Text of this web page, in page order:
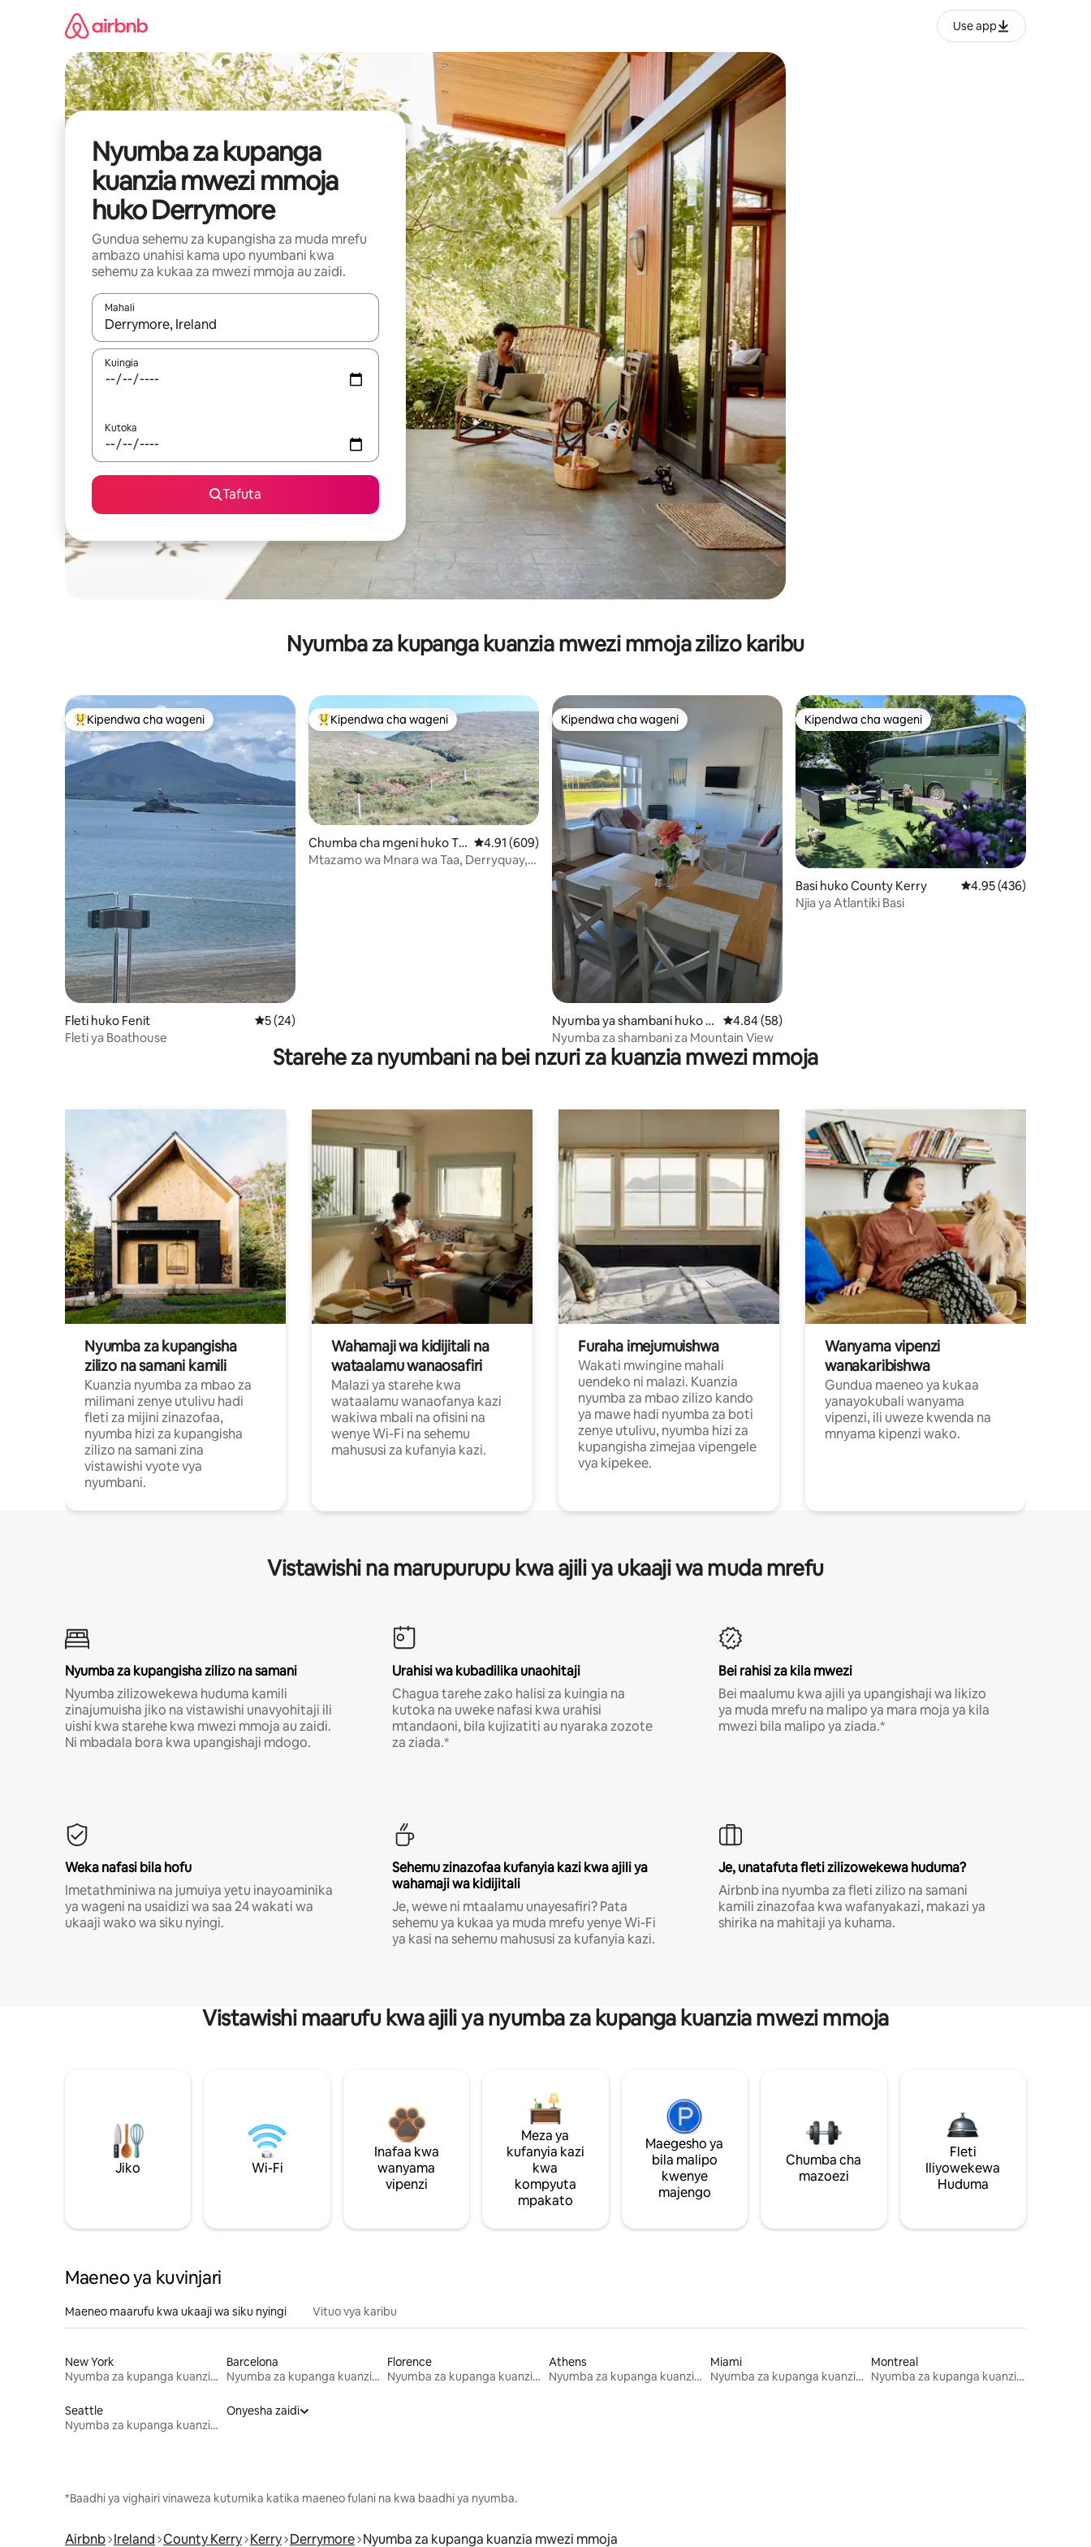
Use app
Nyumba za kupanga
kuanzia mwezi mmoja
huko Derrymore
Gundua sehemu za kupangisha za muda mrefu
ambazo unahisi kama upo nyumbani kwa
sehemu za kukaa za mwezi mmoja au zaidi.
Mahali
Wakati matokeo yanapatikana, vinjari kwa kutumia vitufe vya vishale vya juu na chini au uchunguze kwa kugusa au kutelezesha kidole kwenye ishara.
Kuingia
Kutoka
Tafuta
Nyumba za kupanga kuanzia mwezi mmoja zilizo karibu
Kipendwa maarufu cha wageni
Kipendwa cha wageni
Fleti huko Fenit Ukadiriaji wa wastani wa 5 kati ya 5, tathmini 24
5 (24)
Fleti ya Boathouse
Kipendwa maarufu cha wageni
Kipendwa cha wageni
Chumba cha mgeni huko Tr
alee
Ukadiriaji wa wastani wa 4.91 kati ya 5, tathmini 609
4.91 (609)
Mtazamo wa Mnara wa Taa, Derryquay,
Kipendwa cha wageni
Kipendwa cha wageni
Nyumba ya shambani huko Tr
alee
Ukadiriaji wa wastani wa 4.84 kati ya 5, tathmini 58
4.84 (58)
Nyumba za shambani za Mountain View
Kipendwa cha wageni
Kipendwa cha wageni
Basi huko County Kerry Ukadiriaji wa wastani
4.95 (436)
Njia ya Atlantiki Basi
Starehe za nyumbani na bei nzuri za kuanzia mwezi mmoja
Nyumba za kupangisha
zilizo na samani kamili
Kuanzia nyumba za mbao za
milimani zenye utulivu hadi
fleti za mijini zinazofaa,
nyumba hizi za kupangisha
zilizo na samani zina
vistawishi vyote vya
nyumbani.
Wahamaji wa kidijitali na
wataalamu wanaosafiri
Malazi ya starehe kwa
wataalamu wanaofanya kazi
wakiwa mbali na ofisini na
wenye Wi-Fi na sehemu
mahususi za kufanyia kazi.
Furaha imejumuishwa
Wakati mwingine mahali
uendeko ni malazi. Kuanzia
nyumba za mbao zilizo kando
ya mawe hadi nyumba za boti
zenye utulivu, nyumba hizi za
kupangisha zimejaa vipengele
vya kipekee.
Wanyama vipenzi
wanakaribishwa
Gundua maeneo ya kukaa
yanayokubali wanyama
vipenzi, ili uweze kwenda na
mnyama kipenzi wako.
Vistawishi na marupurupu kwa ajili ya ukaaji wa muda mrefu
Nyumba za kupangisha zilizo na samani
Nyumba zilizowekewa huduma kamili
zinajumuisha jiko na vistawishi unavyohitaji ili
uishi kwa starehe kwa mwezi mmoja au zaidi.
Ni mbadala bora kwa upangishaji mdogo.
Urahisi wa kubadilika unaohitaji
Chagua tarehe zako halisi za kuingia na
kutoka na uweke nafasi kwa urahisi
mtandaoni, bila kujizatiti au nyaraka zozote
za ziada.*
Bei rahisi za kila mwezi
Bei maalumu kwa ajili ya upangishaji wa likizo
ya muda mrefu na malipo ya mara moja ya kila
mwezi bila malipo ya ziada.*
Weka nafasi bila hofu
Imetathminiwa na jumuiya yetu inayoaminika
ya wageni na usaidizi wa saa 24 wakati wa
ukaaji wako wa siku nyingi.
Sehemu zinazofaa kufanyia kazi kwa ajili ya
wahamaji wa kidijitali
Je, wewe ni mtaalamu unayesafiri? Pata
sehemu ya kukaa ya muda mrefu yenye Wi-Fi
ya kasi na sehemu mahususi za kufanyia kazi.
Je, unatafuta fleti zilizowekewa huduma?
Airbnb ina nyumba za fleti zilizo na samani
kamili zinazofaa kwa wafanyakazi, makazi ya
shirika na mahitaji ya kuhama.
Vistawishi maarufu kwa ajili ya nyumba za kupanga kuanzia mwezi mmoja
Jiko Wi-Fi
Inafaa kwa
wanyama
vipenzi
Meza ya
kufanyia kazi
kwa
kompyuta
mpakato
Maegesho ya
bila malipo
kwenye
majengo
Chumba cha
mazoezi
Fleti
Iliyowekewa
Huduma
Maeneo ya kuvinjari
Maeneo maarufu kwa ukaaji wa siku nyingi Vituo vya karibu
New York
Nyumba za kupanga kuanzia mwezi mmoja
Barcelona
Nyumba za kupanga kuanzia mwezi mmoja
Florence
Nyumba za kupanga kuanzia mwezi mmoja
Athens
Nyumba za kupanga kuanzia mwezi mmoja
Miami
Nyumba za kupanga kuanzia mwezi mmoja
Montreal
Nyumba za kupanga kuanzia mwezi mmoja
Seattle
Nyumba za kupanga kuanzia mwezi mmoja
Onyesha zaidi
*Baadhi ya vighairi vinaweza kutumika katika maeneo fulani na kwa baadhi ya nyumba.
Airbnb Ireland County Kerry Kerry Derrymore Nyumba za kupanga kuanzia mwezi mmoja